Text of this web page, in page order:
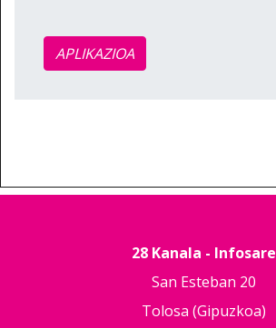
APLIKAZIOA
28 Kanala - Infosare
San Esteban 20
Tolosa (Gipuzkoa)